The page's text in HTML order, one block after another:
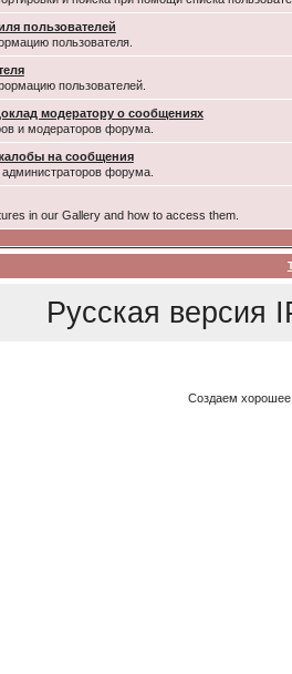
пользователей
пользователя.
пользователей.
модератору о сообщениях
и модераторов форума.
на сообщения
форума.
in our Gallery and how to access them.
Русская версия
Создаем